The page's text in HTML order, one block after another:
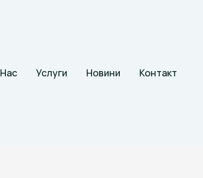
Услуги Новини Контакт